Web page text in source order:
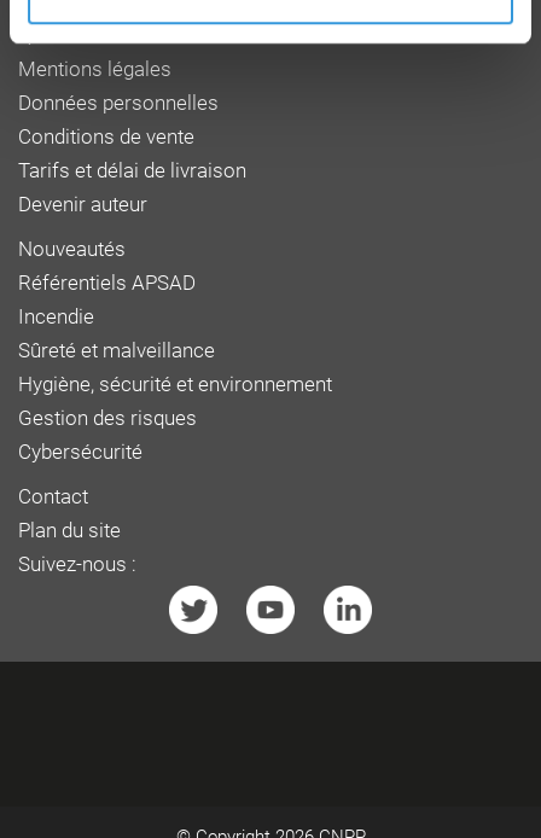
Mentions légales
Données personnelles
Conditions de vente
Tarifs et délai de livraison
Devenir auteur
Nouveautés
Référentiels APSAD
Incendie
Sûreté et malveillance
Hygiène, sécurité et environnement
Gestion des risques
Cybersécurité
Contact
Plan du site
Suivez-nous :